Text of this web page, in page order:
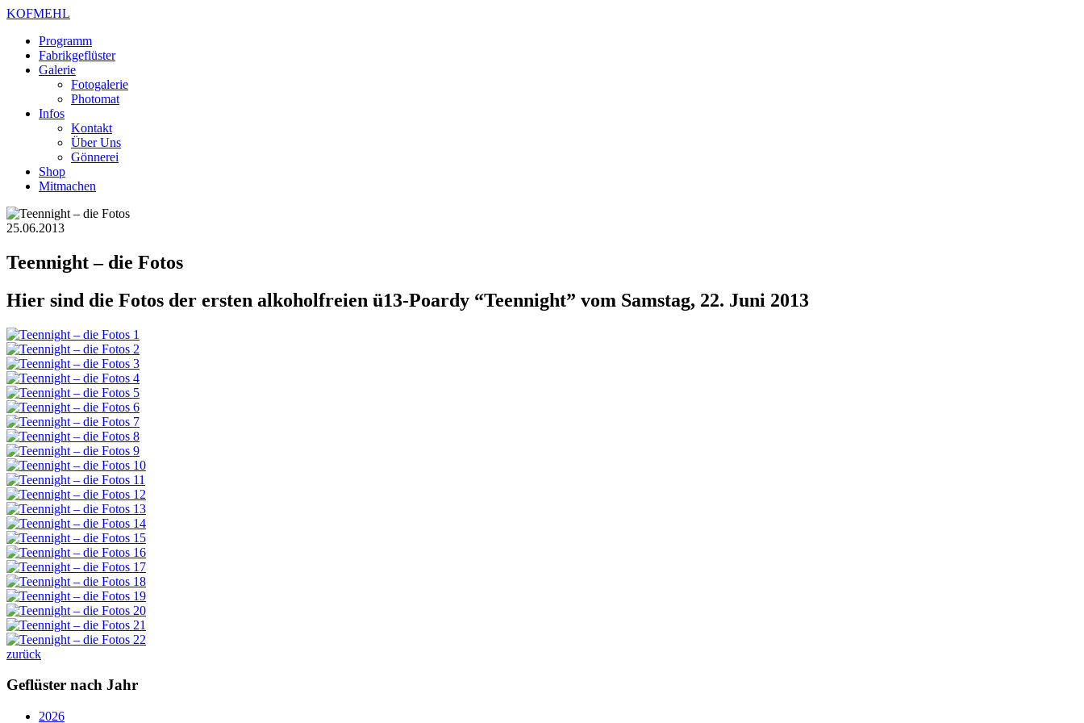
KOFMEHL
Programm
Fabrikgeflüster
Galerie
Fotogalerie
Photomat
Infos
Kontakt
Über Uns
Gönnerei
Shop
Mitmachen
25.06.2013
Teennight – die Fotos
Hier sind die Fotos der ersten alkoholfreien ü13-Poardy “Teennight” vom Samstag, 22. Juni 2013
zurück
Geflüster nach Jahr
2026